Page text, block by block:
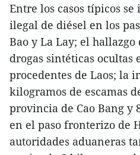
Entre los casos típicos
ilegal de diésel en los
Bao y La Lay; el hallazgo
drogas sintéticas ocultas
procedentes de Laos; la
kilogramos de escamas
provincia de Cao Bang y
en el paso fronterizo de
autoridades aduaneras